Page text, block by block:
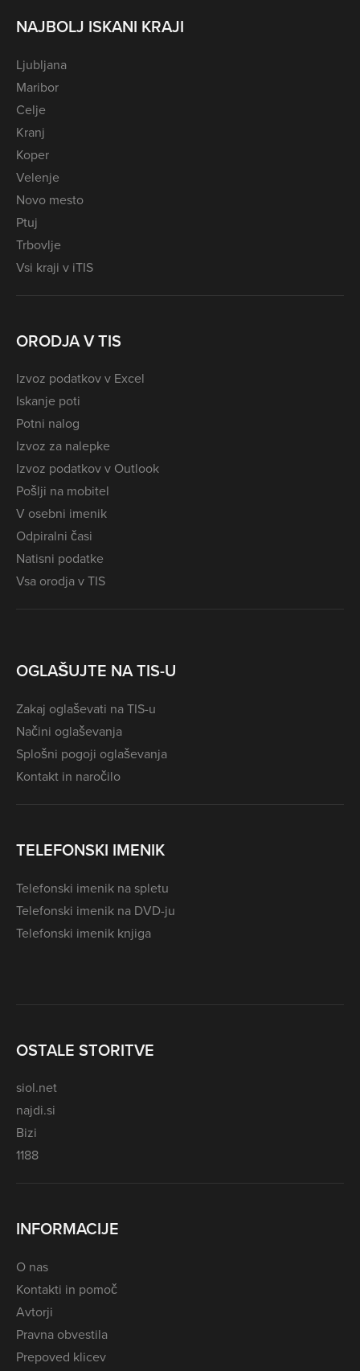
NAJBOLJ ISKANI KRAJI
Ljubljana
Maribor
Celje
Kranj
Koper
Velenje
Novo mesto
Ptuj
Trbovlje
Vsi kraji v iTIS
ORODJA V TIS
Izvoz podatkov v Excel
Iskanje poti
Potni nalog
Izvoz za nalepke
Izvoz podatkov v Outlook
Pošlji na mobitel
V osebni imenik
Odpiralni časi
Natisni podatke
Vsa orodja v TIS
OGLAŠUJTE NA TIS-U
Zakaj oglaševati na TIS-u
Načini oglaševanja
Splošni pogoji oglaševanja
Kontakt in naročilo
TELEFONSKI IMENIK
Telefonski imenik na spletu
Telefonski imenik na DVD-ju
Telefonski imenik knjiga
OSTALE STORITVE
siol.net
najdi.si
Bizi
1188
INFORMACIJE
O nas
Kontakti in pomoč
Avtorji
Pravna obvestila
Prepoved klicev